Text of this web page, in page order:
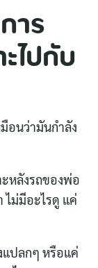
าร
ไปกับ
อนว่ามันกำลัง
หลังรถของพ่อ
ไม่มีอะไรดู แค่
ปลกๆ หรือแค่